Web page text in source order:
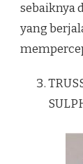
sebaiknya
yang